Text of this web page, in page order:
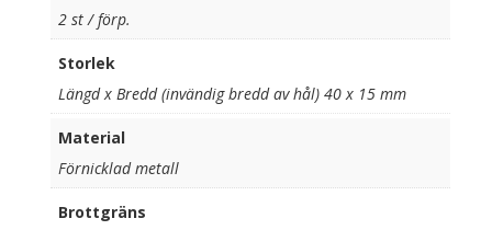
2 st / förp.
Storlek
Längd x Bredd (invändig bredd av hål) 40 x 15 mm
Material
Förnicklad metall
Brottgräns